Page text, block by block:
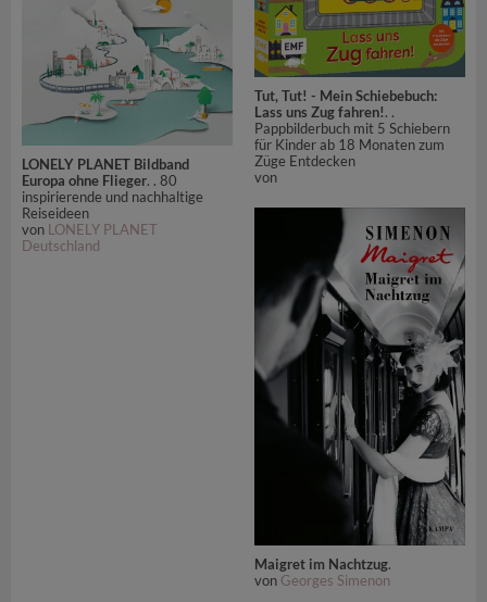
LONELY PLANET Bildband
Europa ohne Flieger. . 80
inspirierende und nachhaltige
Reiseideen
von LONELY PLANET
Deutschland
Tut, Tut! - Mein Schiebebuch:
Lass uns Zug fahren!. .
Pappbilderbuch mit 5 Schiebern
für Kinder ab 18 Monaten zum
Züge Entdecken
von
Maigret im Nachtzug.
von Georges Simenon